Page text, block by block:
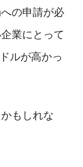
の申請が必
業にとって
ルが高かっ
もしれな